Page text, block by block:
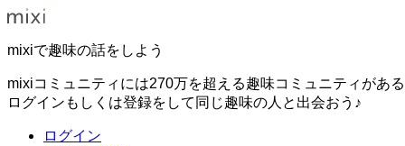
mixiで趣味の話をしよう
mixiコミュニティには270万を超える趣味コミュニティがある
ログインもしくは登録をして同じ趣味の人と出会おう♪
ログイン